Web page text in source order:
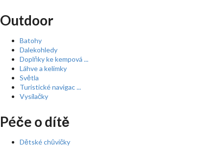
Outdoor
Batohy
Dalekohledy
Doplňky ke kempová ...
Láhve a kelímky
Světla
Turistické navigac ...
Vysílačky
Péče o dítě
Dětské chůvičky